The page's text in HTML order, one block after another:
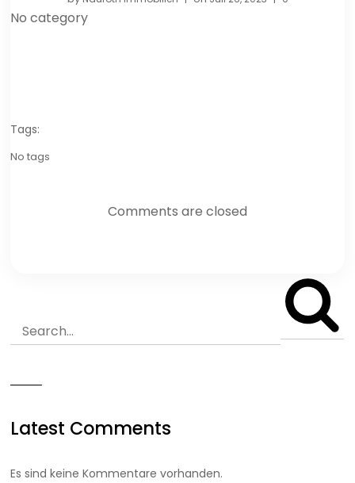
No category
Tags:
No tags
Comments are closed
Latest Comments
Es sind keine Kommentare vorhanden.